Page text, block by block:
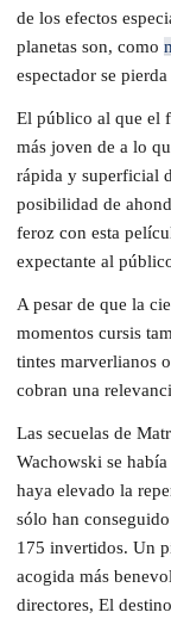
de los efectos
planetas son, como
espectador se
El público al que el
más joven de a lo
rápida y superficial
posibilidad de
feroz con esta
expectante al
A pesar de que la
momentos cursis
tintes marverlianos
cobran una
Las secuelas de
Wachowski se
haya elevado la
sólo han
175 invertidos. Un
acogida más
directores, El